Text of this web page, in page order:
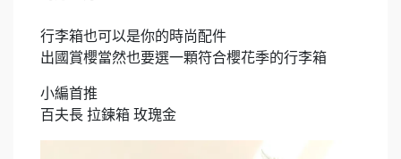
行李箱也可以是你的時尚配件
出國賞櫻當然也要選一顆符合櫻花季的行李箱
小編首推
百夫長 拉鍊箱 玫瑰金